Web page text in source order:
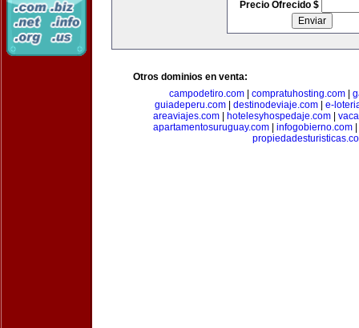
Precio Ofrecido $
Otros dominios en venta:
campodetiro.com
compratuhosting.com
guiadeperu.com
destinodeviaje.com
e-
areaviajes.com
hotelesyhospedaje.com
apartamentosuruguay.com
infogobierno.com